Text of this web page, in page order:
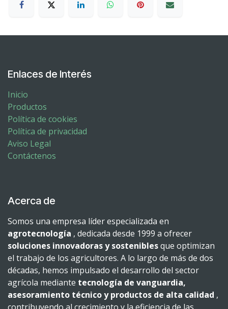
Enlaces de Interés
Inicio
Productos
Política de cookies
Política de privacidad
Aviso Legal
Contáctenos
Acerca de
Somos una empresa líder especializada en
agrotecnología , dedicada desde 1999 a ofrecer
soluciones innovadoras y sosteniblesque optimizan
el trabajo de los agricultores. A lo largo de más de dos
décadas, hemos impulsado el desarrollo del sector
agrícola mediante tecnología de vanguardia,
asesoramiento técnico y productos de alta calidad ,